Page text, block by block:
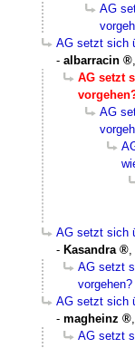
AG
AG setzt sich
- albarracin
AG setzt
AG
AG setzt sich
- Kasandra
AG setzt
vorgehen?
AG setzt sich
- magheinz
AG setzt